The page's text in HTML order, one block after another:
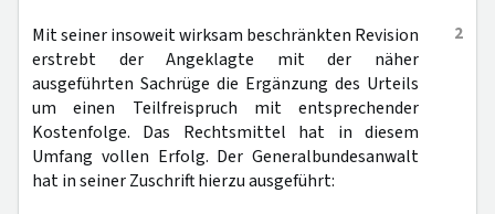
2
Mit seiner insoweit wirksam beschränkten Revision
erstrebt der Angeklagte mit der näher
ausgeführten Sachrüge die Ergänzung des Urteils
um einen Teilfreispruch mit entsprechender
Kostenfolge. Das Rechtsmittel hat in diesem
Umfang vollen Erfolg. Der Generalbundesanwalt
hat in seiner Zuschrift hierzu ausgeführt: